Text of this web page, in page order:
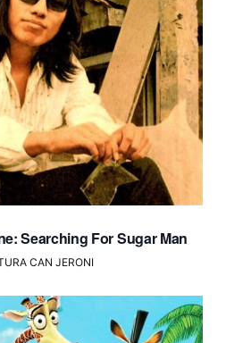
Searching For Sugar Man
CAN JERONI